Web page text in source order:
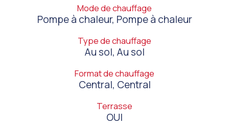
Mode de chauffage
Pompe à chaleur, Pompe à chaleur
Type de chauffage
Au sol, Au sol
Format de chauffage
Central, Central
Terrasse
OUI